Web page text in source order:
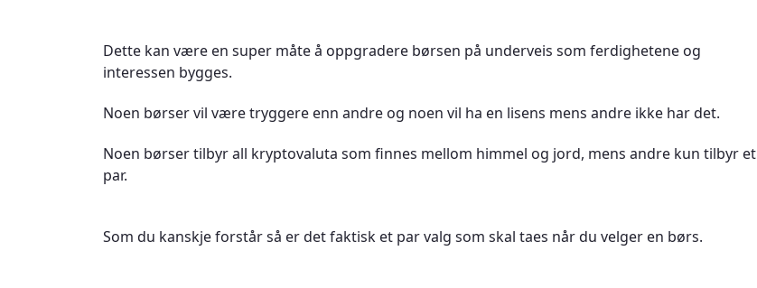
Dette kan være en super måte å oppgradere børsen på underveis som ferdighetene og
interessen bygges.
Noen børser vil være tryggere enn andre og noen vil ha en lisens mens andre ikke har det.
Noen børser tilbyr all kryptovaluta som finnes mellom himmel og jord, mens andre kun tilbyr et
par.
Som du kanskje forstår så er det faktisk et par valg som skal taes når du velger en børs.